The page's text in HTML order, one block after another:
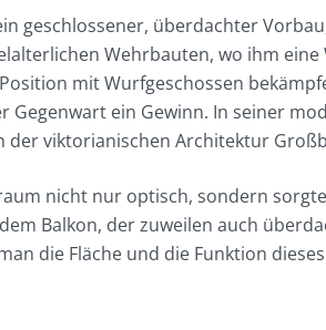
geschlossener, überdachter
Wehrbauten, wo ihm
mit Wurfgeschossen
ein Gewinn. In seiner
viktorianischen Architektur
nicht nur optisch, sondern
Balkon, der zuweilen auch
die Fläche und die Funktion